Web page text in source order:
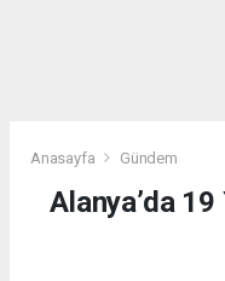
Anasayfa Gündem
Alanya’da 19